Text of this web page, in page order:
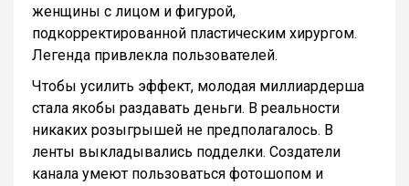
женщины с лицом и фигурой,
подкорректированной пластическим хирургом.
Легенда привлекла пользователей.
Чтобы усилить эффект, молодая миллиардерша
стала якобы раздавать деньги. В реальности
никаких розыгрышей не предполагалось. В
ленты выкладывались подделки. Создатели
канала умеют пользоваться фотошопом и